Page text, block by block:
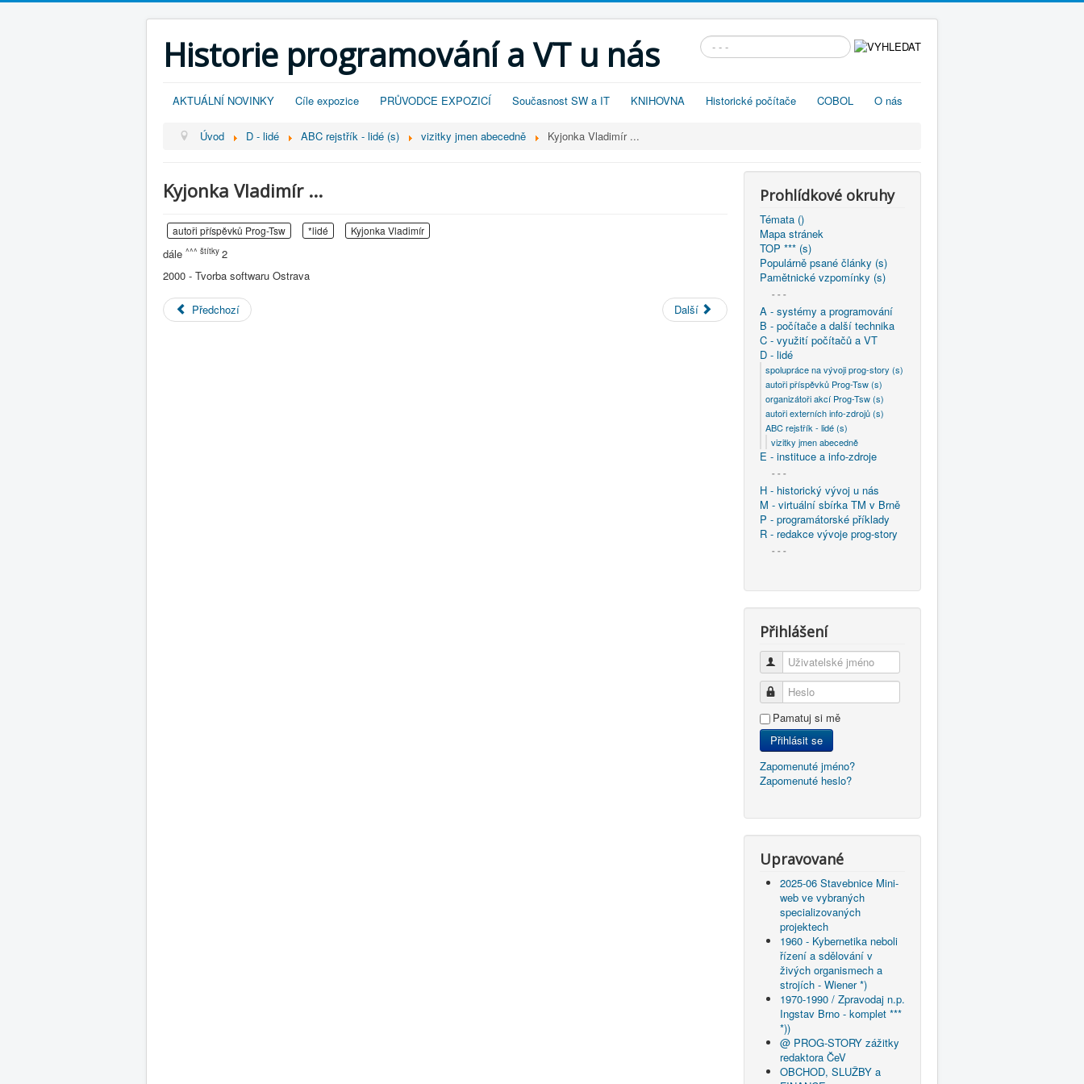
Historie programování a VT u nás Vyhledávání...
AKTUÁLNÍ NOVINKY Cíle expozice PRŮVODCE EXPOZICÍ Současnost SW a IT KNIHOVNA Historické počítače COBOL O nás
Úvod D - lidé ABC rejstřík - lidé (s) vizitky jmen abecedně Kyjonka Vladimír ...
Kyjonka Vladimír ...
autoři příspěvků Prog-Tsw *lidé Kyjonka Vladimír
dále ^^^ štítky 2
2000 - Tvorba softwaru Ostrava
Předchozí Další
Prohlídkové okruhy
Témata ()
Mapa stránek
TOP *** (s)
Populárně psané články (s)
Pamětnické vzpomínky (s)
- - -
A - systémy a programování
B - počítače a další technika
C - využití počítačů a VT
D - lidé
spolupráce na vývoji prog-story (s)
autoři příspěvků Prog-Tsw (s)
organizátoři akcí Prog-Tsw (s)
autoři externích info-zdrojů (s)
ABC rejstřík - lidé (s)
vizitky jmen abecedně
E - instituce a info-zdroje
- - -
H - historický vývoj u nás
M - virtuální sbírka TM v Brně
P - programátorské příklady
R - redakce vývoje prog-story
- - -
Přihlášení
Uživatelské jméno
Heslo
Pamatuj si mě
Přihlásit se
Zapomenuté jméno?
Zapomenuté heslo?
Upravované
2025-06 Stavebnice Mini-
web ve vybraných
specializovaných
projektech
1960 - Kybernetika neboli
řízení a sdělování v
živých organismech a
strojích - Wiener *)
1970-1990 / Zpravodaj n.p.
Ingstav Brno - komplet ***
*))
@ PROG-STORY zážitky
redaktora ČeV
OBCHOD, SLUŽBY a